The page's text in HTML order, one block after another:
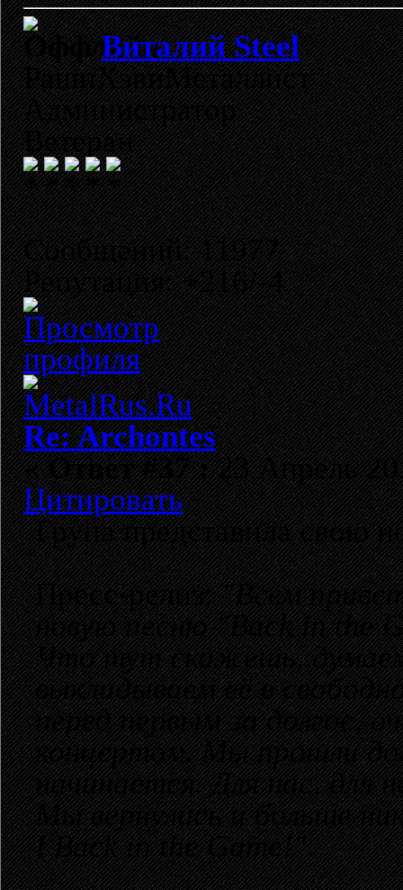
Виталий Steel
РашнХэвиМеталлист
Администратор
Ветеран
Сообщений: 11977
Репутация: +216/-4
Re: Archontes
«Ответ #37 :23 Апрель
Цитировать
Група представила свою
Пресс-релиз:"Всем
новую песню "Back in the
Что тут скажешь,
выкладываем её в
перед первым за долгое,
концертом. Мы прошли
начинается. Для нас, для
Мы вернулись и больше
I Back in the Game!".